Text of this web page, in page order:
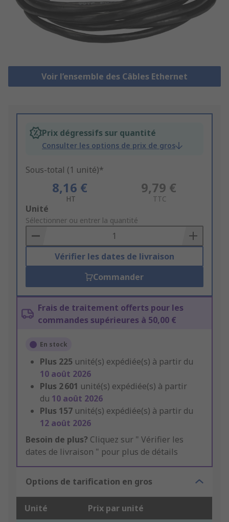
Voir l’ensemble des Câbles Ethernet
Prix dégressifs sur quantité
Consulter les options de prix de gros
Sous-total (1 unité)*
8,16 €
HT
9,79 €
TTC
Add
to
Basket
Unité
Sélectionner ou entrer la quantité
Vérifier les dates de livraison
Commander
Frais de traitement offerts pour les
commandes supérieures à 50,00 €
En stock
Plus 225 unité(s) expédiée(s) à partir du
10 août 2026
Plus 2 601 unité(s) expédiée(s) à partir
du 10 août 2026
Plus 157 unité(s) expédiée(s) à partir du
12 août 2026
Besoin de plus? Cliquez sur " Vérifier les
dates de livraison " pour plus de détails
Options de tarification en gros
Unité Prix par unité